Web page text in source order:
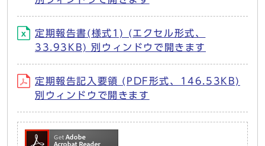
定期報告書(様式1) (エクセル形式、
33.93KB) 別ウィンドウで開きます
定期報告記入要領 (PDF形式、146.53KB)
別ウィンドウで開きます